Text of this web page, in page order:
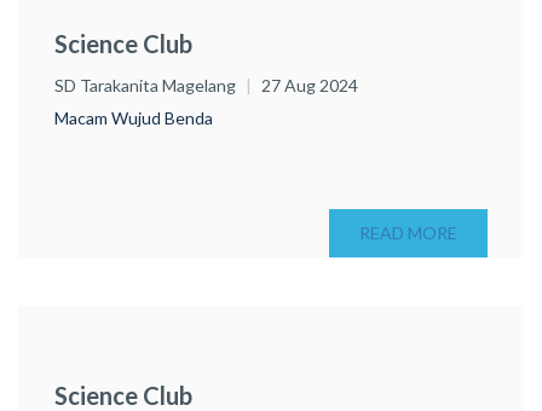
Science Club
SD Tarakanita Magelang
27 Aug 2024
Macam Wujud Benda
READ MORE
Science Club